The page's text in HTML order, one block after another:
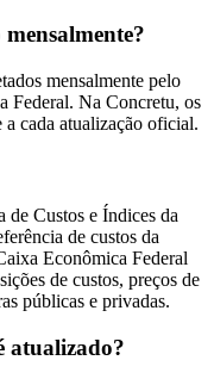
mensalmente pelo
Federal. Na Concretu, os
a cada atualização oficial.
Custos e Índices da
de custos da
Econômica Federal
de custos, preços de
públicas e privadas.
atualizado?